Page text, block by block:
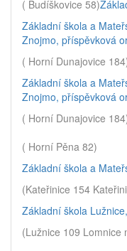
( Budíškovice 58)
Základní škola a
Znojmo, příspěvková
( Horní Dunajovice
Základní škola a
Znojmo, příspěvková
( Horní Dunajovice
( Horní Pěna 82)
Základní škola a
(Kateřinice 154
Základní škola
(Lužnice 109 Lomnice